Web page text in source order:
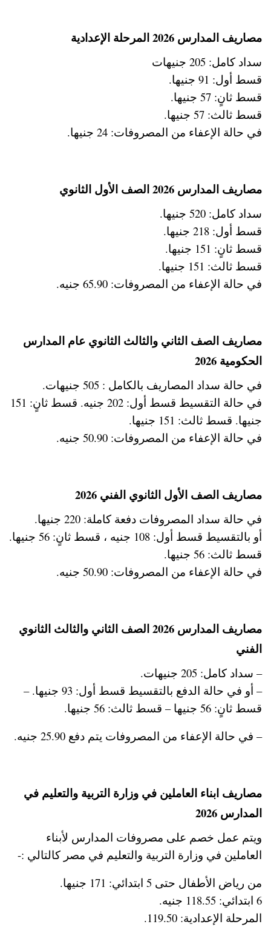
مصاريف المدارس 2026 المرحلة الإعدادية
سداد كامل: 205 جنيهات
قسط أول: 91 جنيها.
قسط ثانٍ: 57 جنيها.
قسط ثالث: 57 جنيها.
في حالة الإعفاء من المصروفات: 24 جنيها.
مصاريف المدارس 2026 الصف الأول الثانوي
سداد كامل: 520 جنيها.
قسط أول: 218 جنيها.
قسط ثانٍ: 151 جنيها.
قسط ثالث: 151 جنيها.
في حالة الإعفاء من المصروفات: 65.90 جنيه.
مصاريف الصف الثاني والثالث الثانوي عام المدارس
الحكومية 2026
في حالة سداد المصاريف بالكامل : 505 جنيهات.
في حالة التقسيط قسط أول: 202 جنيه. قسط ثانٍ: 151
جنيها. قسط ثالث: 151 جنيها.
في حالة الإعفاء من المصروفات: 50.90 جنيه.
مصاريف الصف الأول الثانوي الفني 2026
في حالة سداد المصروفات دفعة كاملة: 220 جنيها.
أو بالتقسيط قسط أول: 108 جنيه ، قسط ثانٍ: 56 جنيها.
قسط ثالث: 56 جنيها.
في حالة الإعفاء من المصروفات: 50.90 جنيه.
مصاريف المدارس 2026 الصف الثاني والثالث الثانوي
الفني
– سداد كامل: 205 جنيهات.
– أو في حالة الدفع بالتقسيط قسط أول: 93 جنيها. –
قسط ثانٍ: 56 جنيها – قسط ثالث: 56 جنيها.
– في حالة الإعفاء من المصروفات يتم دفع 25.90 جنيه.
مصاريف ابناء العاملين في وزارة التربية والتعليم في
المدارس 2026
ويتم عمل خصم على مصروفات المدارس لأبناء
العاملين في وزارة التربية والتعليم في مصر كالتالي :-
من رياض الأطفال حتى 5 ابتدائي: 171 جنيها.
6 ابتدائي: 118.55 جنيه.
المرحلة الإعدادية: 119.50.